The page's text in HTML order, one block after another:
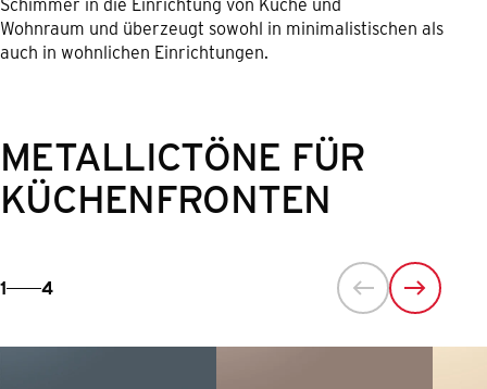
Wohnraum und überzeugt sowohl in minimalistischen als
auch in wohnlichen Einrichtungen.
METALLICTÖNE FÜR
KÜCHENFRONTEN
1 4